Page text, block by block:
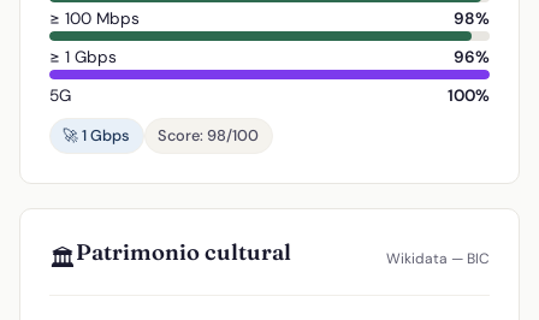
≥ 100 Mbps
98%
≥ 1 Gbps
96%
5G
100%
🚀 1 Gbps
Score: 98/100
🏛️Patrimonio cultural Wikidata — BIC